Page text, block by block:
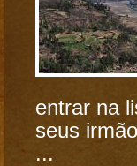
entrar na
seus
...